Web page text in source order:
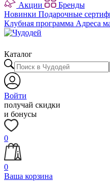
Акции
Бренды
Новинки Подарочные
Клубная программа Адреса
Каталог
Войти
получай скидки
и бонусы
0
0
Ваша корзина